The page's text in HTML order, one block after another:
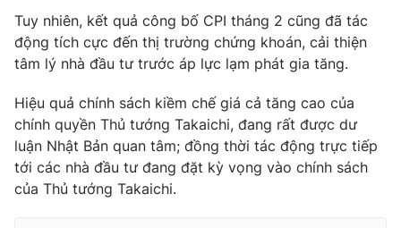
Liên hệ tòa soạn English
THỜI BÁO VTV
Tuy nhiên, kết quả công bố CPI tháng 2 cũng đã tác
động tích cực đến thị trường chứng khoán, cải thiện
tâm lý nhà đầu tư trước áp lực lạm phát gia tăng.
Hiệu quả chính sách kiềm chế giá cả tăng cao của
chính quyền Thủ tướng Takaichi, đang rất được dư
luận Nhật Bản quan tâm; đồng thời tác động trực tiếp
tới các nhà đầu tư đang đặt kỳ vọng vào chính sách
của Thủ tướng Takaichi.